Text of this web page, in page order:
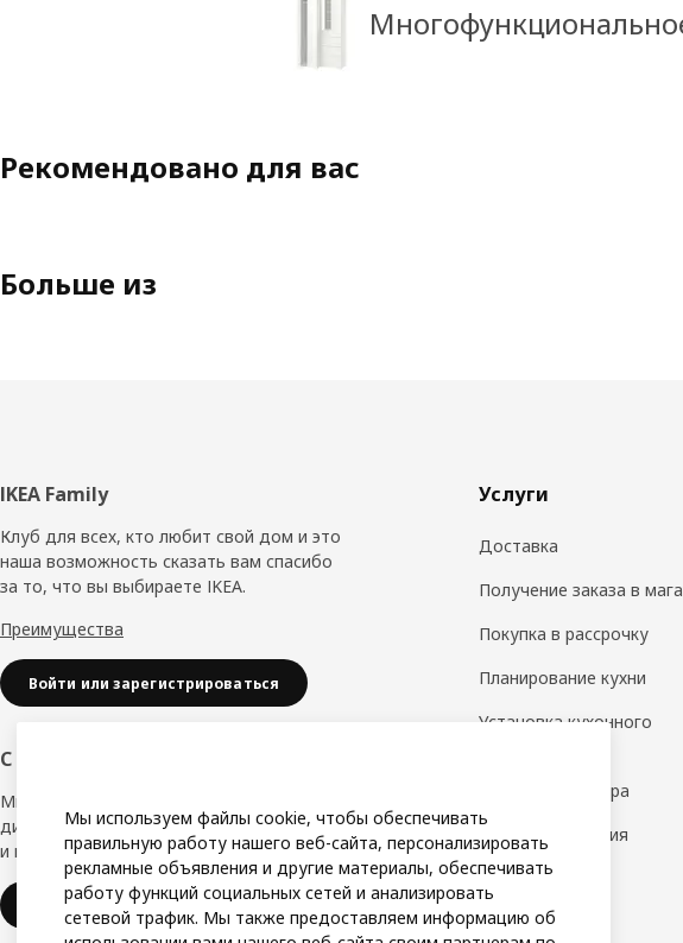
Рекомендовано для вас
Больше из
Нижний
колонтитул
IKEA Family
Клуб для всех, кто любит свой дом и это
наша возможность сказать вам спасибо
за то, что вы выбираете IKEA.
Преимущества
Войти или зарегистрироваться
С заботой о вашем бизнесе
Мы в IKEA, предлагаем безупречный
дизайн, вариации стилей, отличные цены
и надёжное качество.
IKEA для бизнеса
Услуги
Доставка
Получение заказа в
Покупка в рассрочку
Планирование кухни
Установка кухонного
Дизайн интерьера
Замер помещения
Сборка
Мы используем файлы cookie, чтобы обеспечивать
правильную работу нашего веб-сайта, персонализировать
рекламные объявления и другие материалы, обеспечивать
работу функций социальных сетей и анализировать
сетевой трафик. Мы также предоставляем информацию об